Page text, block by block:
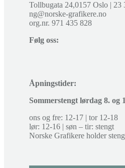
Tollbugata 24,0157 Oslo | 23
ng@norske-grafikere.no
org.nr. 971 435 828
Følg oss:
Åpningstider:
Sommerstengt lørdag 8. og
ons og fre: 12-17 | tor 12-18
lør: 12-16 | søn – tir: stengt
Norske Grafikere holder